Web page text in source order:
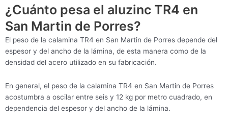
¿Cuánto pesa el aluzinc TR4 en
San Martin de Porres?
El peso de la calamina TR4 en San Martin de Porres depende del
espesor y del ancho de la lámina, de esta manera como de la
densidad del acero utilizado en su fabricación.
En general, el peso de la calamina TR4 en San Martin de Porres
acostumbra a oscilar entre seis y 12 kg por metro cuadrado, en
dependencia del espesor y del ancho de la lámina.